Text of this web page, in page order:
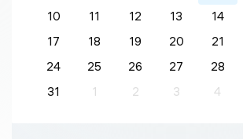
10
11 12 13 14
17
18 19 20 21
24
25 26 27 28
31
1 2 3 4